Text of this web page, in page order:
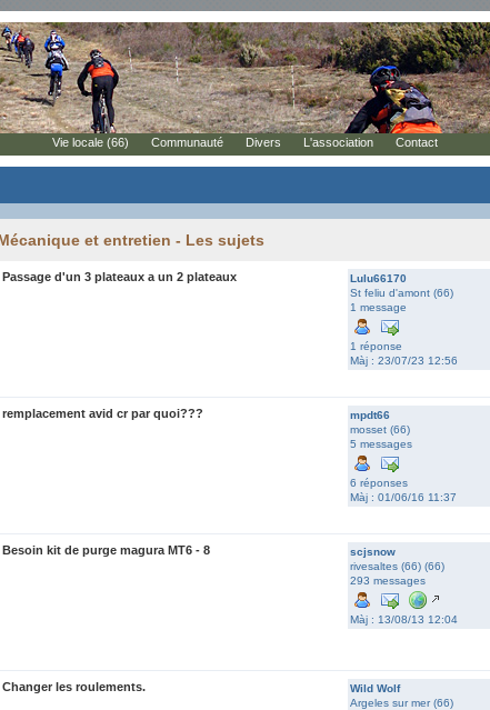
et entretien - Les sujets
Lulu66170
St feliu d'amont (66)
1 message
1 réponse
Màj : 23/07/23 12:56
Passage d'un 3 plateaux a un 2 plateaux
mpdt66
mosset (66)
5 messages
6 réponses
Màj : 01/06/16 11:37
remplacement avid cr par quoi???
scjsnow
rivesaltes (66) (66)
293 messages
Màj : 13/08/13 12:04
Besoin kit de purge magura MT6 - 8
Wild Wolf
Argeles sur mer (66)
Changer les roulements.
Vie locale (66) Communauté Divers L'association Contact